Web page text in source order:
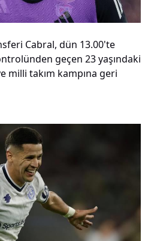
Cabral, dün 13.00'te
geçen 23 yaşındaki
milli takım kampına geri